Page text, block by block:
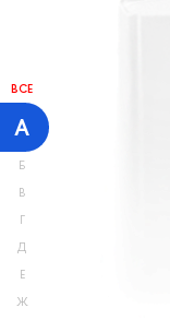
ВСЕ
А
Б
В
Г
Д
Е
Ж